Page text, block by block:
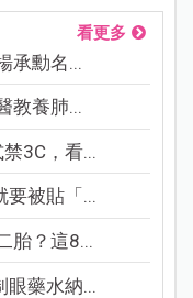
看更多
承勳名...
教養肺...
3C，看...
要被貼「...
胎？這8...
眼藥水納...